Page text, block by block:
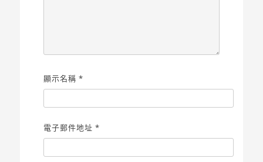
顯示名稱*
電子郵件地址*